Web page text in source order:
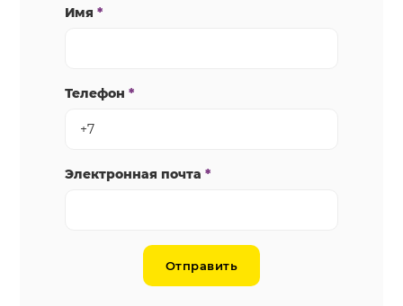
Имя*
Телефон*
Электронная почта*
Отправить